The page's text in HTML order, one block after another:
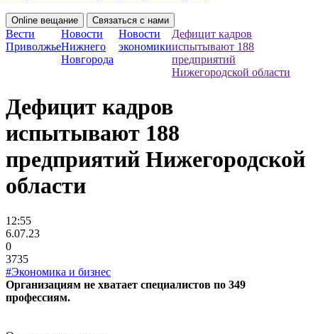
Online вещание Связаться с нами
Вести
Приволжье
Новости
Нижнего
Новгорода
Новости
экономики
Дефицит кадров
испытывают 188
предприятий
Нижегородской области
Дефицит кадров
испытывают 188
предприятий Нижегородской
области
12:55
6.07.23
0
3735
#Экономика и бизнес
Организациям не хватает специалистов по 349
профессиям.